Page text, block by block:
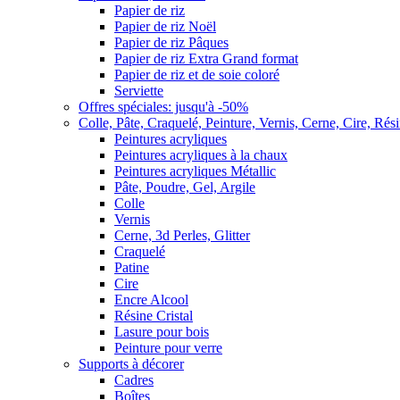
Papier de riz
Papier de riz Noël
Papier de riz Pâques
Papier de riz Extra Grand format
Papier de riz et de soie coloré
Serviette
Offres spéciales: jusqu'à -50%
Colle, Pâte, Craquelé, Peinture, Vernis, Cerne, Cire,
Peintures acryliques
Peintures acryliques à la chaux
Peintures acryliques Métallic
Pâte, Poudre, Gel, Argile
Colle
Vernis
Cerne, 3d Perles, Glitter
Craquelé
Patine
Cire
Encre Alcool
Résine Cristal
Lasure pour bois
Peinture pour verre
Supports à décorer
Cadres
Boîtes